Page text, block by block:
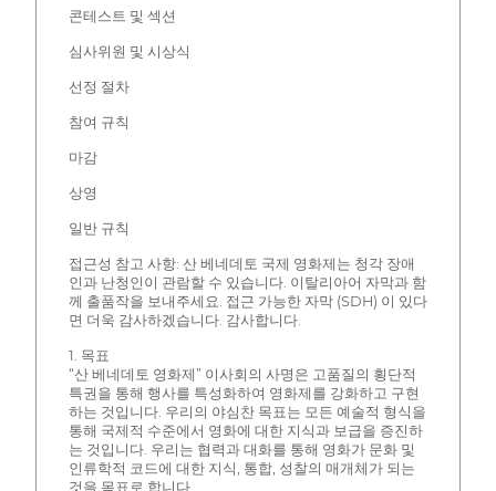
콘테스트 및 섹션
심사위원 및 시상식
선정 절차
참여 규칙
마감
상영
일반 규칙
접근성 참고 사항: 산 베네데토 국제 영화제는 청각 장애
인과 난청인이 관람할 수 있습니다. 이탈리아어 자막과 함
께 출품작을 보내주세요. 접근 가능한 자막 (SDH) 이 있다
면 더욱 감사하겠습니다. 감사합니다.
1. 목표
“산 베네데토 영화제” 이사회의 사명은 고품질의 횡단적
특권을 통해 행사를 특성화하여 영화제를 강화하고 구현
하는 것입니다. 우리의 야심찬 목표는 모든 예술적 형식을
통해 국제적 수준에서 영화에 대한 지식과 보급을 증진하
는 것입니다. 우리는 협력과 대화를 통해 영화가 문화 및
인류학적 코드에 대한 지식, 통합, 성찰의 매개체가 되는
것을 목표로 합니다.